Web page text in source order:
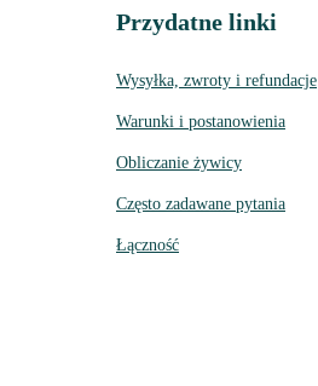
Przydatne linki
Wysyłka, zwroty i refundacje
Warunki i postanowienia
Obliczanie żywicy
Często zadawane pytania
Łączność